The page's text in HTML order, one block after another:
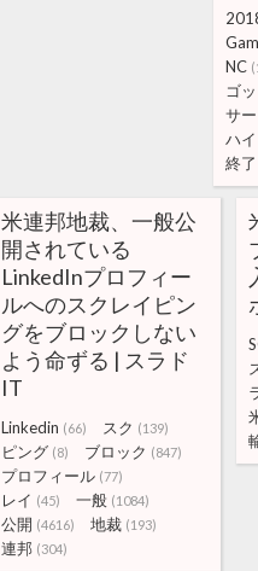
NC
ゴ
サ
ハ
終了
米連邦地裁、一般公
開されている
LinkedInプロフィー
ルへのスクレイピン
グをブロックしない
よう命ずる | スラド
IT
Linkedin (66) スク (139)
ピング (8) ブロック (847)
プロフィール (77)
レイ (45) 一般 (1084)
公開 (4616) 地裁 (193)
連邦 (304)